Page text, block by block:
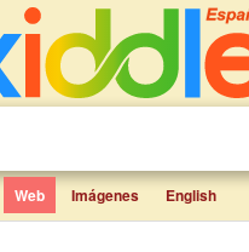
Web Imágenes English